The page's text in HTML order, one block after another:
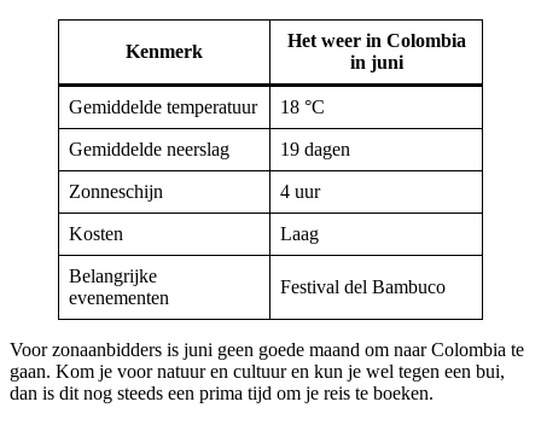
Kenmerk
Het weer in Colombia
in juni
Gemiddelde temperatuur 18 °C
Gemiddelde neerslag 19 dagen
Zonneschijn 4 uur
Kosten Laag
Belangrijke
evenementen
Festival del Bambuco
Voor zonaanbidders is juni geen goede maand om naar Colombia te
gaan. Kom je voor natuur en cultuur en kun je wel tegen een bui,
dan is dit nog steeds een prima tijd om je reis te boeken.